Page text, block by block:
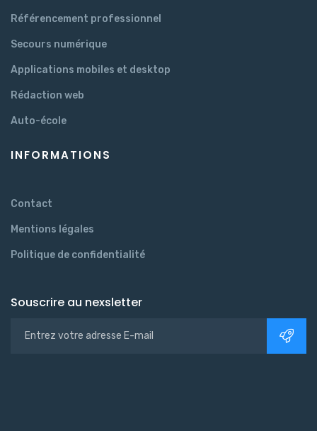
Référencement professionnel
Secours numérique
Applications mobiles et desktop
Rédaction web
Auto-école
INFORMATIONS
Contact
Mentions légales
Politique de confidentialité
Souscrire au nexsletter